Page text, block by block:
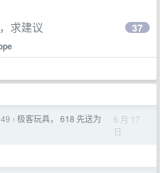
求建议 37
› 极客玩具， 618 先送为
6 月 17
日